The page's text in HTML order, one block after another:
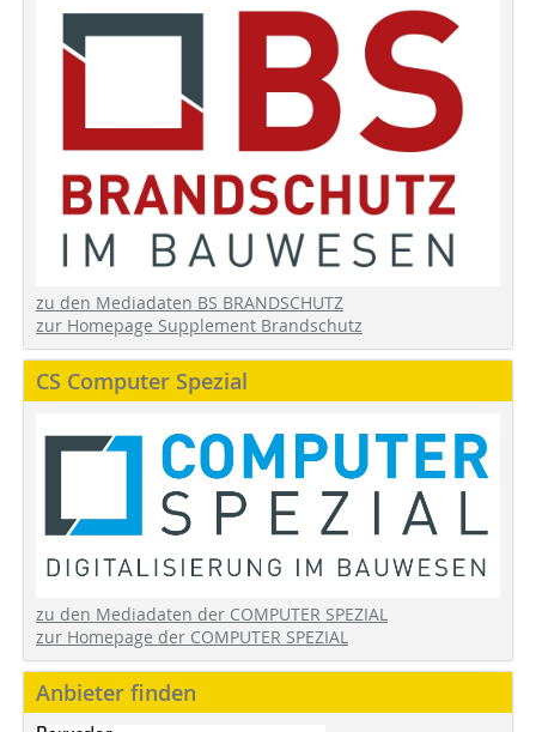
zu den Mediadaten BS BRANDSCHUTZ
zur Homepage Supplement Brandschutz
CS Computer Spezial
zu den Mediadaten der COMPUTER SPEZIAL
zur Homepage der COMPUTER SPEZIAL
Anbieter finden